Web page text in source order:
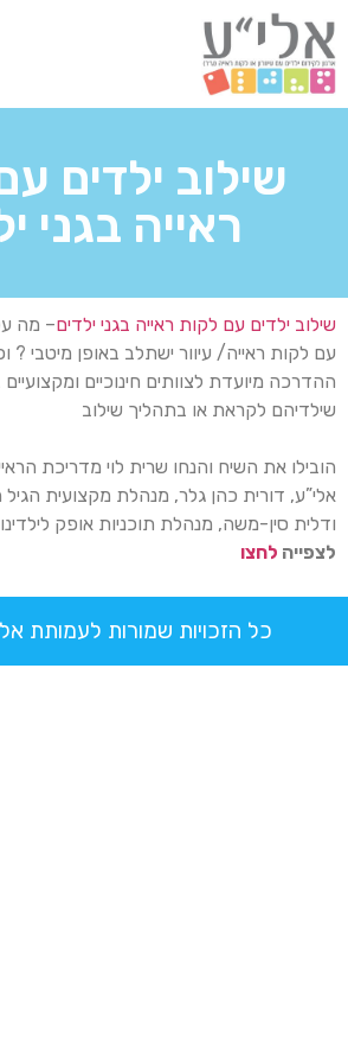
שילוב ילדים
ראייה בגני
שילוב ילדים עם לקות ראייה בגני ילדים– מה
עם לקות ראייה/ עיוור ישתלב באופן מיטבי ?
ההדרכה מיועדת לצוותים חינוכיים ומקצועיים
שילדיהם לקראת או בתהליך שילוב
הובילו את השיח והנחו שרית לוי מדריכת
אלי”ע, דורית כהן גלר, מנהלת מקצועית
ודלית סין-משה, מנהלת תוכניות אופק
לצפייה לחצו
כל הזכויות שמורות לעמותת